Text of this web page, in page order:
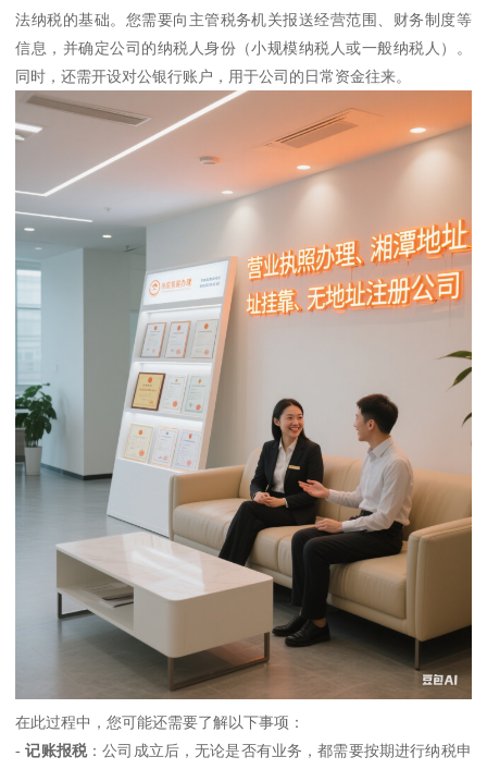
法纳税的基础。您需要向主管税务机关报送经营范围、财务制度等
信息，并确定公司的纳税人身份（小规模纳税人或一般纳税人）。
同时，还需开设对公银行账户，用于公司的日常资金往来。
在此过程中，您可能还需要了解以下事项：
-记账报税：公司成立后，无论是否有业务，都需要按期进行纳税申